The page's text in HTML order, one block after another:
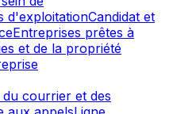
d'exploitationCandidat et
Entreprises prêtes à
et de la propriété
du courrier et des